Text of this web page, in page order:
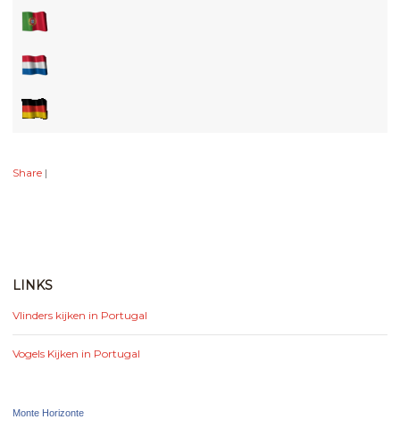
Share |
LINKS
Vlinders kijken in Portugal
Vogels Kijken in Portugal
Monte Horizonte